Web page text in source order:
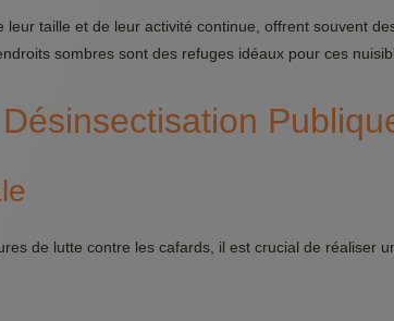
leur taille et de leur activité continue, offrent souvent
sombres sont des refuges idéaux pour ces
de lutte contre les cafards, il est crucial de réaliser